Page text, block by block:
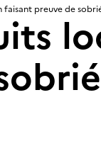
faisant preuve de